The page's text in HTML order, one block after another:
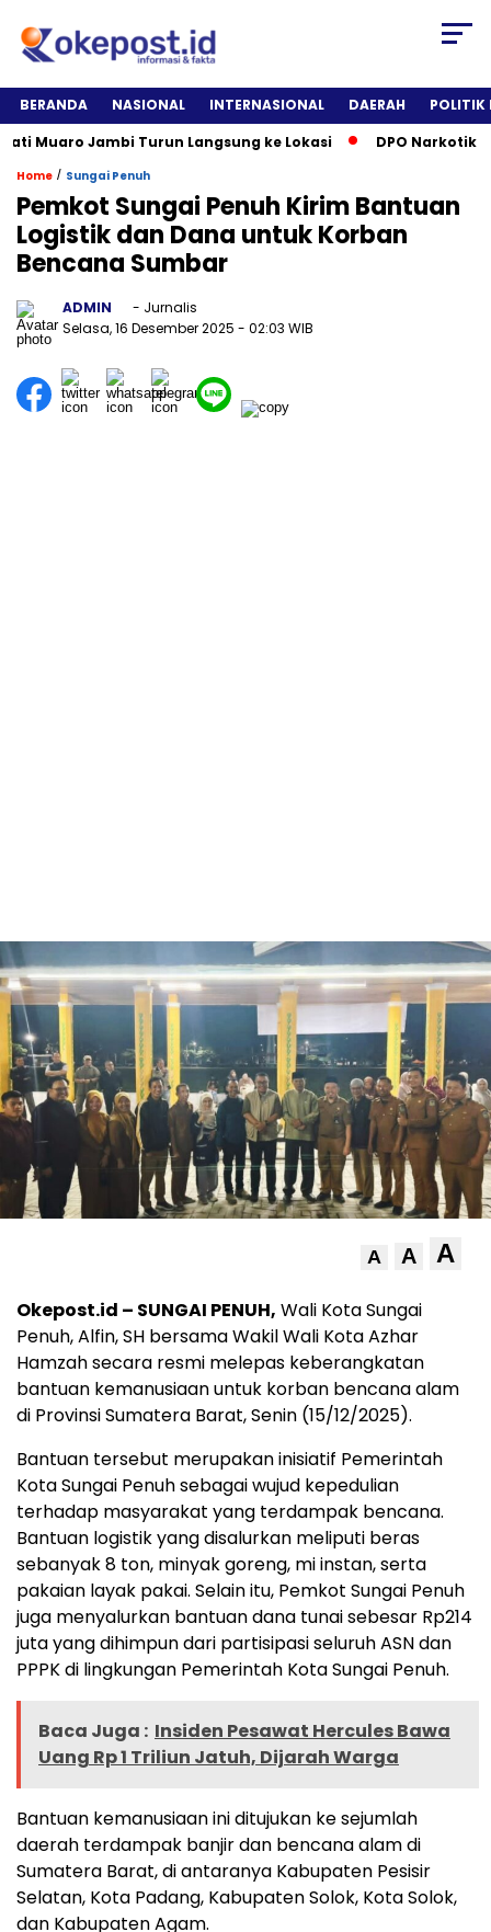
BERANDA NASIONAL INTERNASIONAL DAERAH
POLITIK
Jambi Turun Langsung ke Lokasi
DPO Narkotika
Home / Sungai Penuh
Pemkot Sungai Penuh Kirim Bantuan
Logistik dan Dana untuk Korban
Bencana Sumbar
ADMIN
- Jurnalis
Selasa, 16 Desember 2025 - 02:03 WIB
A A A
Okepost.id – SUNGAI PENUH, Wali Kota Sungai
Penuh, Alfin, SH bersama Wakil Wali Kota Azhar
Hamzah secara resmi melepas keberangkatan
bantuan kemanusiaan untuk korban bencana alam
di Provinsi Sumatera Barat, Senin (15/12/2025).
Bantuan tersebut merupakan inisiatif Pemerintah
Kota Sungai Penuh sebagai wujud kepedulian
terhadap masyarakat yang terdampak bencana.
Bantuan logistik yang disalurkan meliputi beras
sebanyak 8 ton, minyak goreng, mi instan, serta
pakaian layak pakai. Selain itu, Pemkot Sungai Penuh
juga menyalurkan bantuan dana tunai sebesar Rp214
juta yang dihimpun dari partisipasi seluruh ASN dan
PPPK di lingkungan Pemerintah Kota Sungai Penuh.
Baca Juga : Insiden Pesawat Hercules Bawa
Uang Rp 1 Triliun Jatuh, Dijarah Warga
Bantuan kemanusiaan ini ditujukan ke sejumlah
daerah terdampak banjir dan bencana alam di
Sumatera Barat, di antaranya Kabupaten Pesisir
Selatan, Kota Padang, Kabupaten Solok, Kota Solok,
dan Kabupaten Agam.